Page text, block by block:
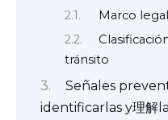
Marco legal
tránsito
Señales
identificarlas y理解